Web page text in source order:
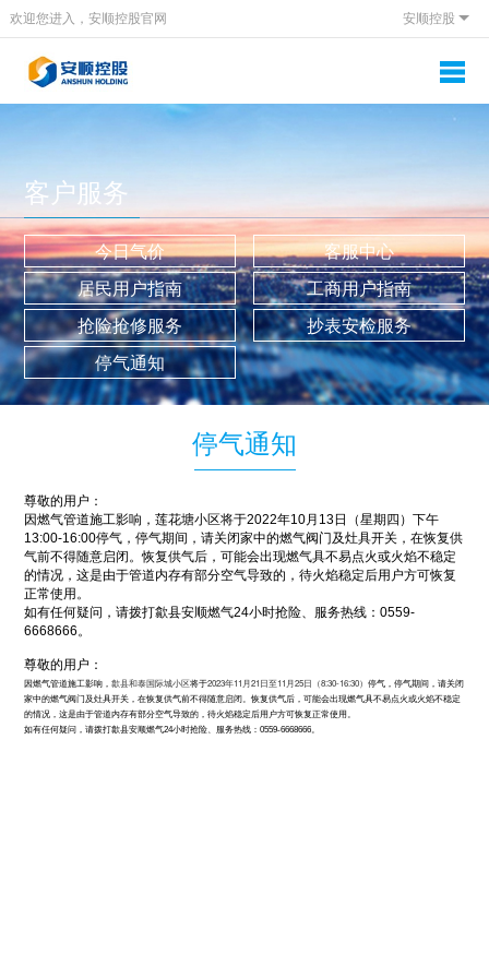
欢迎您进入，安顺控股官网 安顺控股
客户服务
今日气价
客服中心
居民用户指南
工商用户指南
抢险抢修服务
抄表安检服务
停气通知
停气通知
尊敬的用户：
因燃气管道施工影响，莲花塘小区将于2022年10月13日（星期四）下午
13:00-16:00停气，停气期间，请关闭家中的燃气阀门及灶具开关，在恢复供
气前不得随意启闭。恢复供气后，可能会出现燃气具不易点火或火焰不稳定
的情况，这是由于管道内存有部分空气导致的，待火焰稳定后用户方可恢复
正常使用。
如有任何疑问，请拨打歙县安顺燃气24小时抢险、服务热线：0559-
6668666。
尊敬的用户：
因燃气管道施工影响，歙县和泰国际城小区将于2023年11月21日至11月25日（8:30-16:30）停气，停气期间，请关闭
家中的燃气阀门及灶具开关，在恢复供气前不得随意启闭。恢复供气后，可能会出现燃气具不易点火或火焰不稳定
的情况，这是由于管道内存有部分空气导致的，待火焰稳定后用户方可恢复正常使用。
如有任何疑问，请拨打歙县安顺燃气24小时抢险、服务热线：0559-6668666。